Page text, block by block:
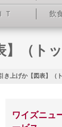
ＩＴ 飲
（トッ
上げか【図表】（ト
ワイズニュ